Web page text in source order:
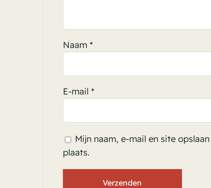
Naam *
E-mail *
Mijn naam, e-mail en site
plaats.